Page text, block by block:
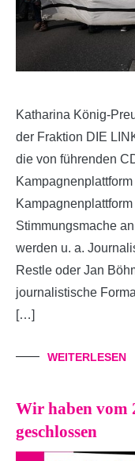
Katharina König-
der Fraktion DIE
die von führenden
Kampagnenplattform
Stimmungsmache
werden u. a.
Restle oder Jan
journalistische
[…]
WEITERLESEN
Wir haben vom
geschlossen